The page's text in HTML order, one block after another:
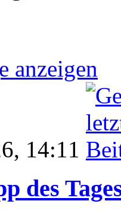
anzeigen
14:11
des